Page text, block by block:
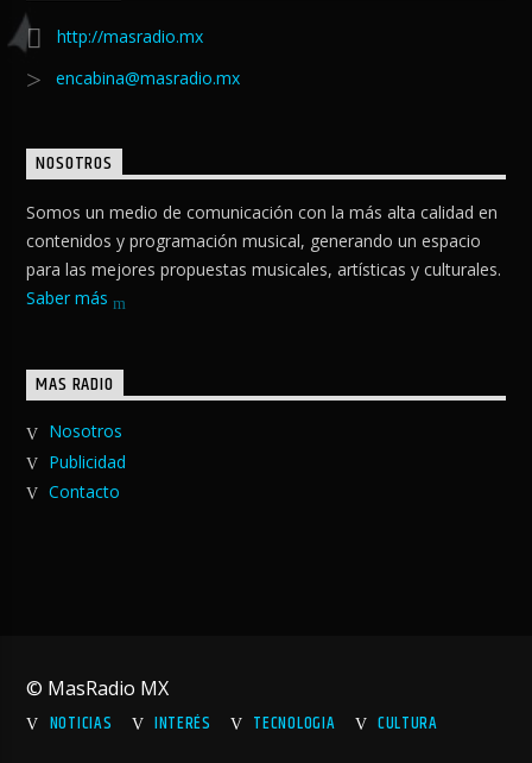
http://masradio.mx
encabina@masradio.mx
NOSOTROS
Somos un medio de comunicación con la más alta calidad en
contenidos y programación musical, generando un espacio
para las mejores propuestas musicales, artísticas y culturales.
Saber más
MAS RADIO
Nosotros
Publicidad
Contacto
© MasRadio MX
NOTICIAS
INTERÉS TECNOLOGIA CULTURA